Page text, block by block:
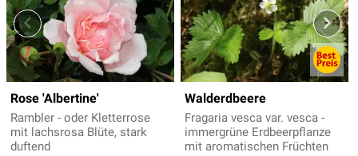
Rose 'Albertine'
Rambler - oder Kletterrose
mit lachsrosa Blüte, stark
duftend
Walderdbeere
Fragaria vesca var. vesca -
immergrüne Erdbeerpflanze
mit aromatischen Früchten